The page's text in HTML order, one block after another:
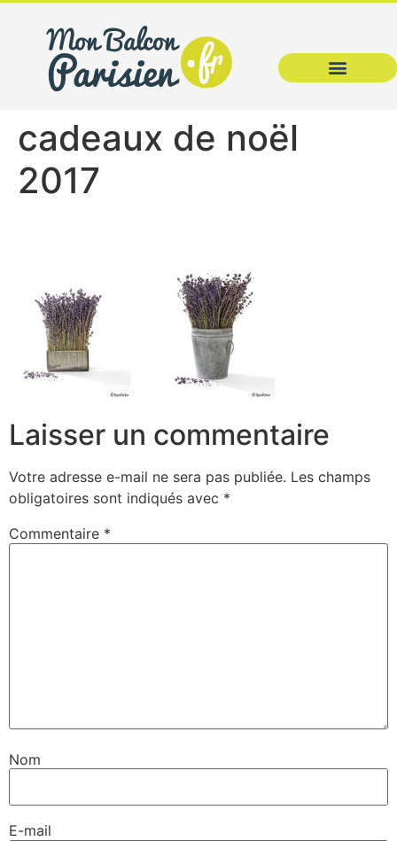
cadeaux de noël
2017
Laisser un commentaire
Votre adresse e-mail ne sera pas publiée. Les champs
obligatoires sont indiqués avec *
Commentaire *
Nom
E-mail